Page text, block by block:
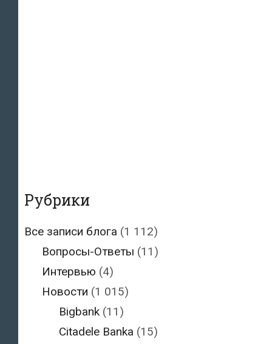
Рубрики
Все записи блога (1 112)
Вопросы-Ответы (11)
Интервью (4)
Новости (1 015)
Bigbank (11)
Citadele Banka (15)